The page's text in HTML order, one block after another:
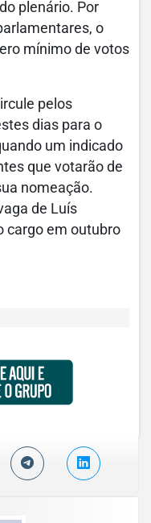
plenário. Por
o
mínimo de votos
pelos
dias para o
um indicado
que votarão de
nomeação.
de Luís
cargo em outubro